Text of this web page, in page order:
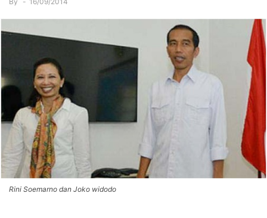
Rini Soemarno dan Joko widodo